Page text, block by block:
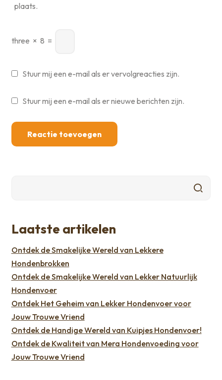
plaats.
three × 8 =
Stuur mij een e-mail als er vervolgreacties zijn.
Stuur mij een e-mail als er nieuwe berichten zijn.
Laatste artikelen
Ontdek de Smakelijke Wereld van Lekkere
Hondenbrokken
Ontdek de Smakelijke Wereld van Lekker Natuurlijk
Hondenvoer
Ontdek Het Geheim van Lekker Hondenvoer voor
Jouw Trouwe Vriend
Ontdek de Handige Wereld van Kuipjes Hondenvoer!
Ontdek de Kwaliteit van Mera Hondenvoeding voor
Jouw Trouwe Vriend